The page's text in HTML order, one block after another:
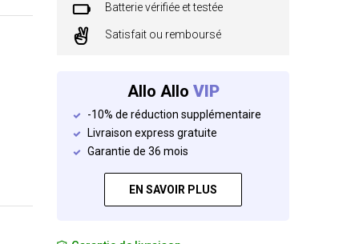
Batterie vérifiée et testée
Satisfait ou remboursé
Allo Allo VIP
-10% de réduction supplémentaire
Livraison express gratuite
Garantie de 36 mois
EN SAVOIR PLUS